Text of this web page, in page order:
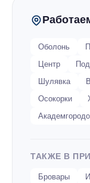
ноутбуками
иные
Подобные
Оболонь
Центр
Шулявка
Осокорки
ТАКЖЕ В
Бровары